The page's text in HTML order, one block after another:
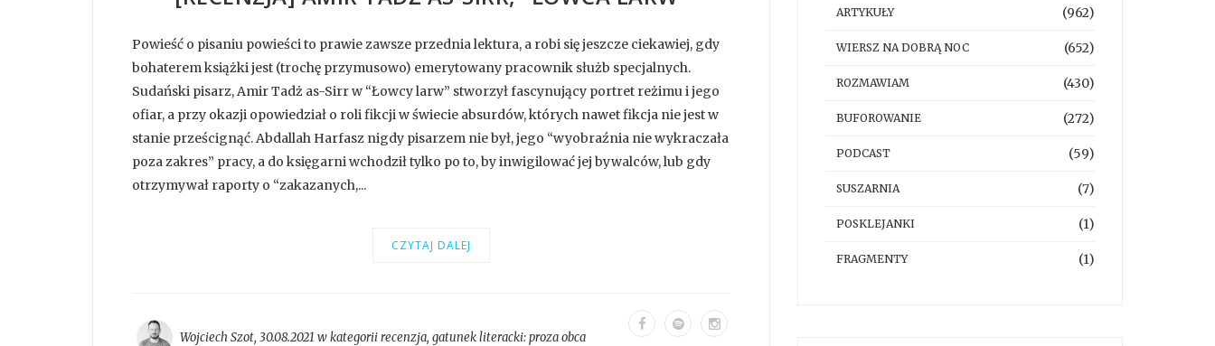
Powieść o pisaniu powieści to prawie zawsze przednia lektura, a robi się jeszcze ciekawiej, gdy
bohaterem książki jest (trochę przymusowo) emerytowany pracownik służb specjalnych.
Sudański pisarz, Amir Tadż as-Sirr w “Łowcy larw” stworzył fascynujący portret reżimu i jego
ofiar, a przy okazji opowiedział o roli fikcji w świecie absurdów, których nawet fikcja nie jest w
stanie prześcignąć. Abdallah Harfasz nigdy pisarzem nie był, jego “wyobraźnia nie wykraczała
poza zakres” pracy, a do księgarni wchodził tylko po to, by inwigilować jej bywalców, lub gdy
otrzymywał raporty o “zakazanych,...
CZYTAJ DALEJ
Wojciech Szot, 30.08.2021 w kategoriirecenzja, gatunek literacki:proza obca
ARTYKUŁY (962)
WIERSZ NA DOBRĄ NOC (652)
ROZMAWIAM (430)
BUFOROWANIE (272)
PODCAST (59)
SUSZARNIA (7)
POSKLEJANKI (1)
FRAGMENTY (1)